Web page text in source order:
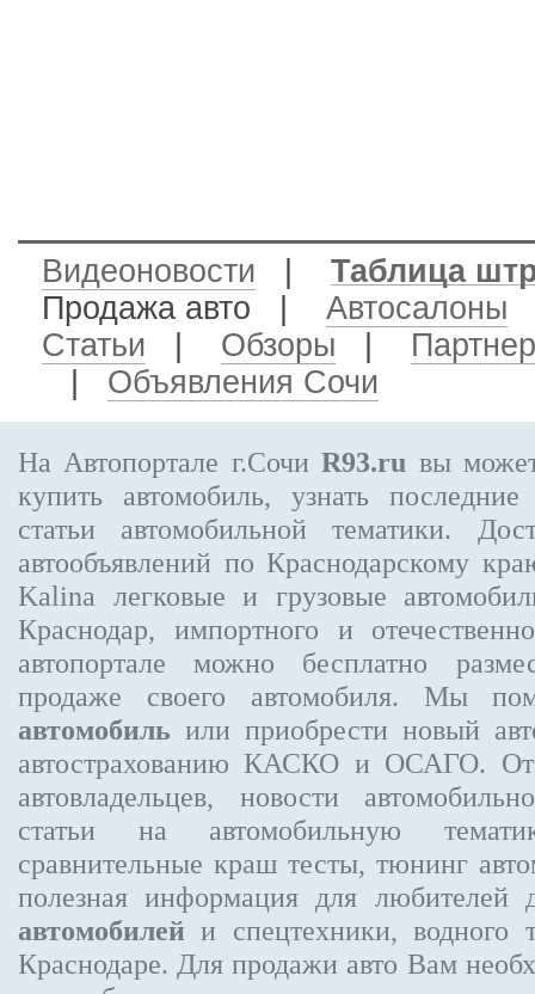
Видеоновости
Таблица
Продажа авто
Автосалоны
Статьи
Обзоры
Объявления Сочи
На Автопортале г.СочиR93.ru вы
купить автомобиль, узнать
статьи автомобильной тематики.
автообъявлений по Краснодарскому
Kalina легковые и грузовые
Краснодар, импортного и
автопортале можно бесплатно
продаже своего автомобиля. Мы
автомобиль или приобрести новый
автострахованию КАСКО и ОСАГО.
автовладельцев, новости
статьи на автомобильную
сравнительные краш тесты, тюнинг
полезная информация для любителей
автомобилей и спецтехники, водного
Краснодаре. Для продажи авто Вам